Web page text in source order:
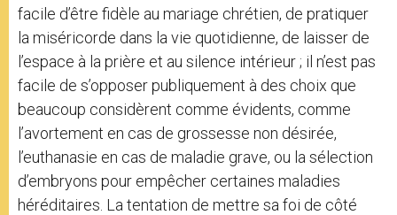
facile d’être fidèle au mariage chrétien, de pratiquer
la miséricorde dans la vie quotidienne, de laisser de
l’espace à la prière et au silence intérieur ; il n’est pas
facile de s’opposer publiquement à des choix que
beaucoup considèrent comme évidents, comme
l’avortement en cas de grossesse non désirée,
l’euthanasie en cas de maladie grave, ou la sélection
d’embryons pour empêcher certaines maladies
héréditaires. La tentation de mettre sa foi de côté